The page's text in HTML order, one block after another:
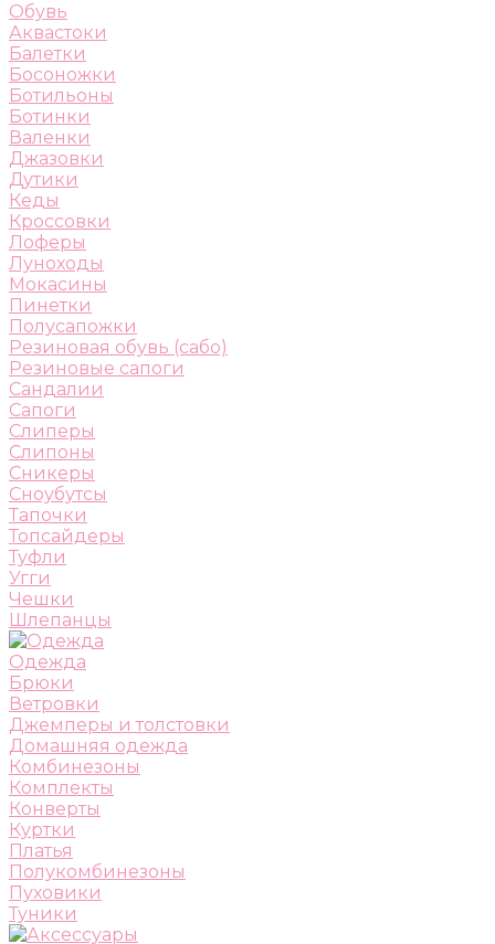
Обувь
Аквастоки
Балетки
Босоножки
Ботильоны
Ботинки
Валенки
Джазовки
Дутики
Кеды
Кроссовки
Лоферы
Луноходы
Мокасины
Пинетки
Полусапожки
Резиновая обувь (сабо)
Резиновые сапоги
Сандалии
Сапоги
Слиперы
Слипоны
Сникеры
Сноубутсы
Тапочки
Топсайдеры
Туфли
Угги
Чешки
Шлепанцы
Одежда
Брюки
Ветровки
Джемперы и толстовки
Домашняя одежда
Комбинезоны
Комплекты
Конверты
Куртки
Платья
Полукомбинезоны
Пуховики
Туники